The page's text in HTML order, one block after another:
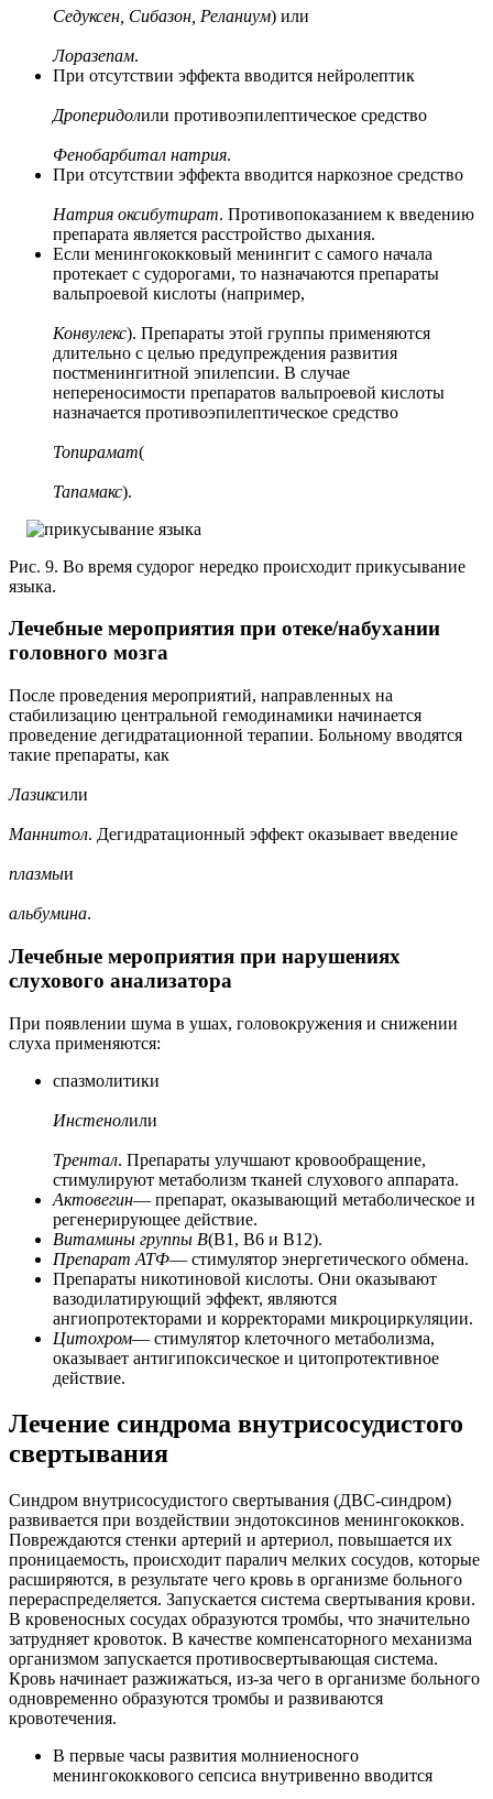
Седуксен, Сибазон, Реланиум) или
Лоразепам.
При отсутствии эффекта вводится нейролептик
Дроперидолили противоэпилептическое средство
Фенобарбитал натрия.
При отсутствии эффекта вводится наркозное средство
Натрия оксибутират. Противопоказанием к введению
препарата является расстройство дыхания.
Если менингококковый менингит с самого начала
протекает с судорогами, то назначаются препараты
вальпроевой кислоты (например,
Конвулекс). Препараты этой группы применяются
длительно с целью предупреждения развития
постменингитной эпилепсии. В случае
непереносимости препаратов вальпроевой кислоты
назначается противоэпилептическое средство
Топирамат(
Тапамакс).
Рис. 9. Во время судорог нередко происходит прикусывание
языка.
Лечебные мероприятия при отеке/набухании
головного мозга
После проведения мероприятий, направленных на
стабилизацию центральной гемодинамики начинается
проведение дегидратационной терапии. Больному вводятся
такие препараты, как
Лазиксили
Маннитол. Дегидратационный эффект оказывает введение
плазмыи
альбумина.
Лечебные мероприятия при нарушениях
слухового анализатора
При появлении шума в ушах, головокружения и снижении
слуха применяются:
спазмолитики
Инстенолили
Трентал. Препараты улучшают кровообращение,
стимулируют метаболизм тканей слухового аппарата.
Актовегин— препарат, оказывающий метаболическое и
регенерирующее действие.
Витамины группы В(В1, В6 и В12).
Препарат АТФ— стимулятор энергетического обмена.
Препараты никотиновой кислоты. Они оказывают
вазодилатирующий эффект, являются
ангиопротекторами и корректорами микроциркуляции.
Цитохром— стимулятор клеточного метаболизма,
оказывает антигипоксическое и цитопротективное
действие.
Лечение синдрома внутрисосудистого
свертывания
Синдром внутрисосудистого свертывания (ДВС-синдром)
развивается при воздействии эндотоксинов менингококков.
Повреждаются стенки артерий и артериол, повышается их
проницаемость, происходит паралич мелких сосудов, которые
расширяются, в результате чего кровь в организме больного
перераспределяется. Запускается система свертывания крови.
В кровеносных сосудах образуются тромбы, что значительно
затрудняет кровоток. В качестве компенсаторного механизма
организмом запускается противосвертывающая система.
Кровь начинает разжижаться, из-за чего в организме больного
одновременно образуются тромбы и развиваются
кровотечения.
В первые часы развития молниеносного
менингококкового сепсиса внутривенно вводится